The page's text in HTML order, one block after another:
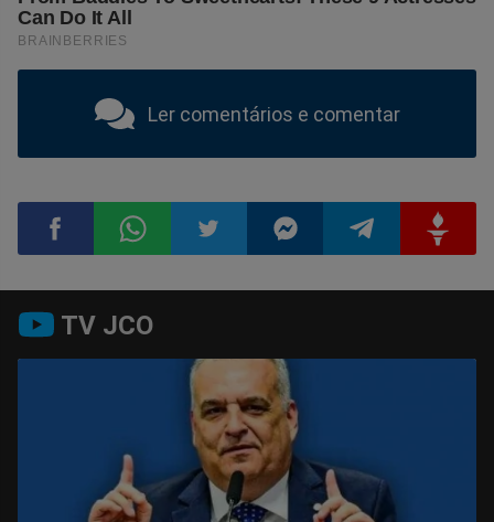
Ler comentários e comentar
Compartilhar
no
no
Whatsapp
no
Twitter
no
Messenger
no
no
TV JCO